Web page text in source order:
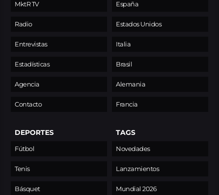
MktR TV
Radio
Entrevistas
Estadísticas
Agencia
Contacto
España
Estados Unidos
Italia
Brasil
Alemania
Francia
DEPORTES
Fútbol
Tenis
Básquet
TAGS
Novedades
Lanzamientos
Mundial 2026